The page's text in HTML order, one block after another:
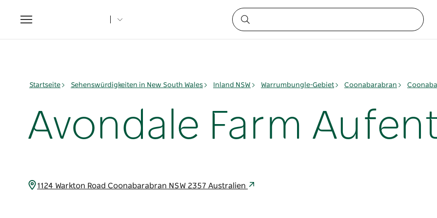
Toggle
navigation
Startseite Sehenswürdigkeiten in New South Wales Inland NSW Warrumbungle-Gebiet Coonabarabran
Avondale Farm
1124 Warkton Road Coonabarabran NSW 2357 Australien